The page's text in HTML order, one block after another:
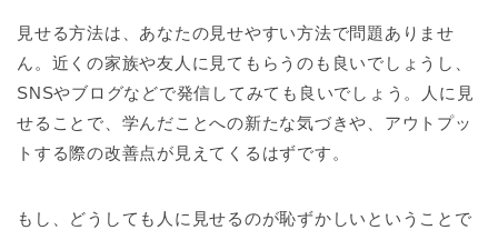
見せる方法は、あなたの見せやすい方法で問題ありませ
ん。近くの家族や友人に見てもらうのも良いでしょうし、
SNSやブログなどで発信してみても良いでしょう。人に見
せることで、学んだことへの新たな気づきや、アウトプッ
トする際の改善点が見えてくるはずです。
もし、どうしても人に見せるのが恥ずかしいということで